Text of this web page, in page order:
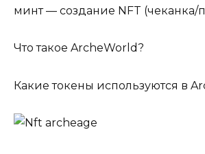
минт — создание NFT (чеканка/
Что такое ArcheWorld?
Какие токены используются в